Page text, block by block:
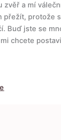
zvěř a mí
přežít, protože
Buď jste se
chcete